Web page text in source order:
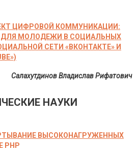
ЦИФРОВОЙ КОММУНИКАЦИИ:
ДЛЯ МОЛОДЕЖИ В СОЦИАЛЬНЫХ
СЕТИ «ВКОНТАКТЕ» И
Салахутдинов Владислав Рифатович
НАУКИ
ВЫСОКОНАГРУЖЕННЫХ
PHP